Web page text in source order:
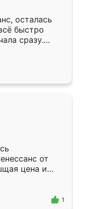
здесь.
осталась
быстро
сразу.
подошёл к
Собрали
даже
от
цена и
Приехавший
1